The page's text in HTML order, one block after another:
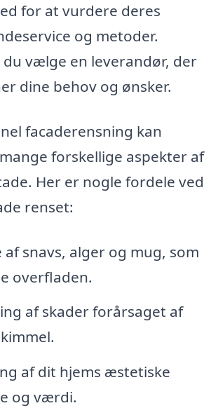
for at vurdere deres
og metoder.
du vælge en leverandør, der
dine behov og ønsker.
facaderensning kan
forskellige aspekter af
Her er nogle fordele ved
renset:
af snavs, alger og mug, som
overfladen.
af skader forårsaget af
af dit hjems æstetiske
og værdi.